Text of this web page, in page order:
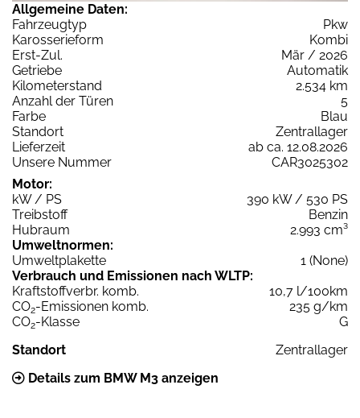
Allgemeine Daten:
Fahrzeugtyp
Pkw
Karosserieform
Kombi
Erst-Zul.
Mär / 2026
Getriebe
Automatik
Kilometerstand
2.534 km
Anzahl der Türen
5
Farbe
Blau
Standort
Zentrallager
Lieferzeit
ab ca. 12.08.2026
Unsere Nummer
CAR3025302
Motor:
kW / PS
390 kW / 530 PS
Treibstoff
Benzin
Hubraum
2.993 cm³
Umweltnormen:
Umweltplakette
1 (None)
Verbrauch und Emissionen nach WLTP:
Kraftstoffverbr. komb.
10,7 l/100km
CO2-Emissionen komb.
235 g/km
CO2-Klasse
G
Standort
Zentrallager
Details zum BMW M3 anzeigen